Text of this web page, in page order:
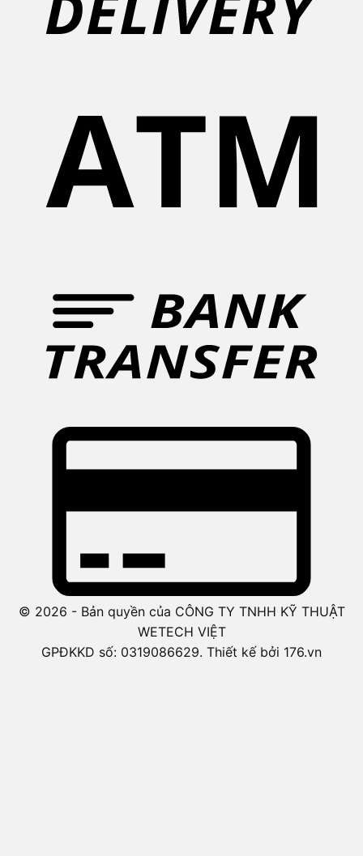
© 2026 - Bản quyền của CÔNG TY TNHH KỸ THUẬT
WETECH VIỆT
GPĐKKD số: 0319086629. Thiết kế bởi 176.vn